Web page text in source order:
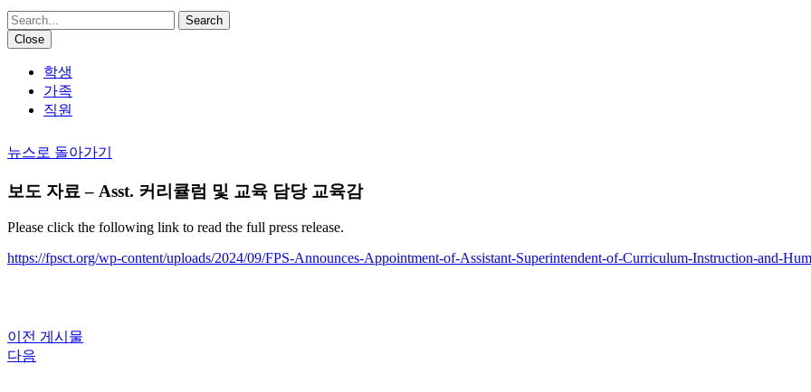
Search
Close
학생
가족
직원
뉴스로 돌아가기
보도 자료 – Asst. 커리큘럼 및 교육 담당 교육감
Please click the following link to read the full press release.
https://fpsct.org/wp-content/uploads/2024/09/FPS-Announces-Appointment-of-Assistant-Superintendent-of-Curriculum-Instruction-and-
이전 게시물
다음